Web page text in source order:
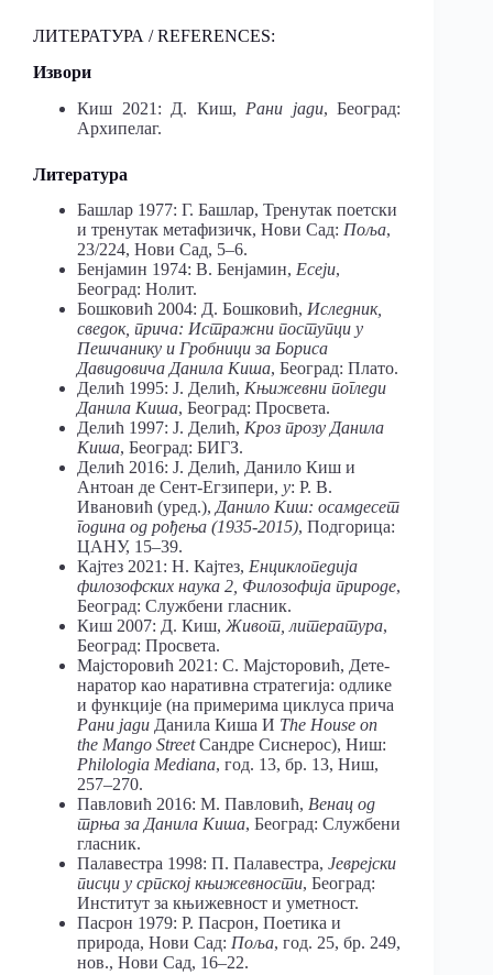
ЛИТЕРАТУРА / REFERENCES:
Извори
Киш 2021: Д. Киш, Рани јади, Београд:
Архипелаг.
Литература
Башлар 1977: Г. Башлар, Тренутак поетски
и тренутак метафизичк, Нови Сад: Поља,
23/224, Нови Сад, 5–6.
Бенјамин 1974: В. Бенјамин, Есеји,
Београд: Нолит.
Бошковић 2004: Д. Бошковић, Иследник,
сведок, прича: Истражни поступци у
Пешчанику и Гробници за Бориса
Давидовича Данила Киша, Београд: Плато.
Делић 1995: Ј. Делић, Књижевни погледи
Данила Киша, Београд: Просвета.
Делић 1997: Ј. Делић, Кроз прозу Данила
Киша, Београд: БИГЗ.
Делић 2016: Ј. Делић, Данило Киш и
Антоан де Сент-Егзипери, у: Р. В.
Ивановић (уред.), Данило Киш: осамдесет
година од рођења (1935-2015), Подгорица:
ЦАНУ, 15–39.
Кајтез 2021: Н. Кајтез, Енциклопедија
филозофских наука 2, Филозофија природе,
Београд: Службени гласник.
Киш 2007: Д. Киш, Живот, литература,
Београд: Просвета.
Мајсторовић 2021: С. Мајсторовић, Дете-
наратор као наративна стратегија: одлике
и функције (на примерима циклуса прича
Рани јади Данила Киша И The House on
the Mango StreetСандре Сиснерос), Ниш:
Philologia Mediana, год. 13, бр. 13, Ниш,
257–270.
Павловић 2016: М. Павловић, Венац од
трња за Данила Киша, Београд: Службени
гласник.
Палавестра 1998: П. Палавестра, Јеврејски
писци у српској књижевности, Београд:
Институт за књижевност и уметност.
Пасрон 1979: Р. Пасрон, Поетика и
природа, Нови Сад: Поља, год. 25, бр. 249,
нов., Нови Сад, 16–22.